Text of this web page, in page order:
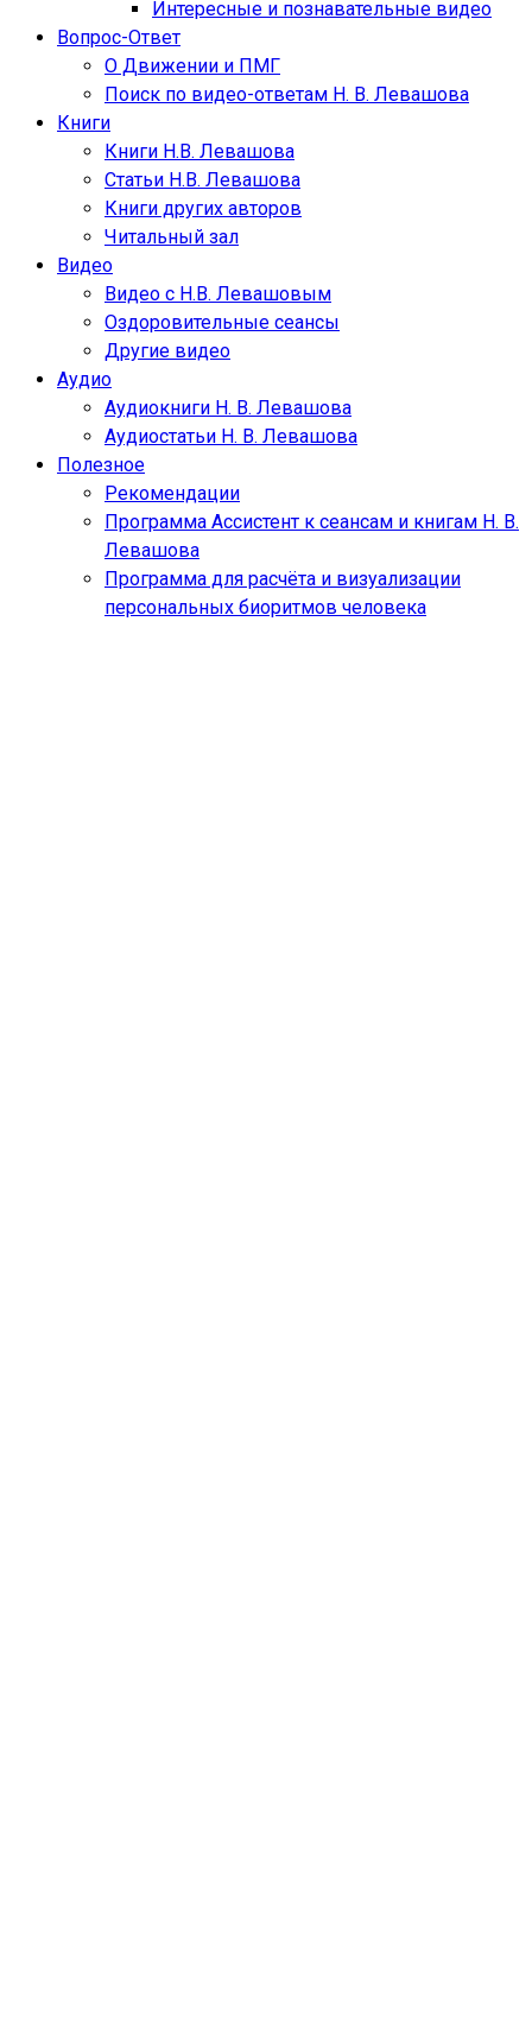
Интересные и познавательные видео
Вопрос-Ответ
О Движении и ПМГ
Поиск по видео-ответам Н. В. Левашова
Книги
Книги Н.В. Левашова
Статьи Н.В. Левашова
Книги других авторов
Читальный зал
Видео
Видео с Н.В. Левашовым
Оздоровительные сеансы
Другие видео
Аудио
Аудиокниги Н. В. Левашова
Аудиостатьи Н. В. Левашова
Полезное
Рекомендации
Программа Ассистент к сеансам и книгам Н. В.
Левашова
Программа для расчёта и визуализации
персональных биоритмов человека